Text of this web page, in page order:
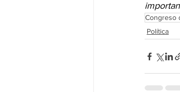
Congreso
Política